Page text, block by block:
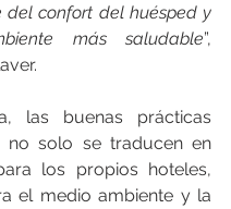
del confort del huésped y
más saludable”,
las buenas prácticas
no solo se traducen en
los propios hoteles,
el medio ambiente y la